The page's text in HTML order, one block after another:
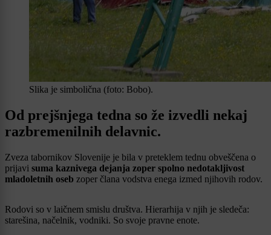
Slika je simbolična (foto: Bobo).
Od prejšnjega tedna so že izvedli nekaj
razbremenilnih delavnic.
Zveza tabornikov Slovenije je bila v preteklem tednu obveščena o
prijavi suma kaznivega dejanja zoper spolno nedotakljivost
mladoletnih oseb zoper člana vodstva enega izmed njihovih rodov.
Rodovi so v laičnem smislu društva. Hierarhija v njih je sledeča:
starešina, načelnik, vodniki. So svoje pravne enote.